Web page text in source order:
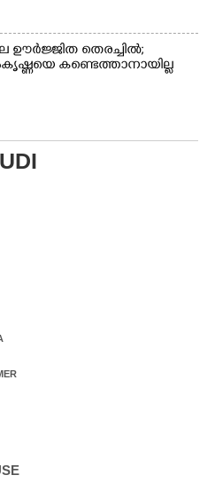
ഊർജ്ജിത തെരച്ചിൽ;
കണ്ടെത്താനായില്ല